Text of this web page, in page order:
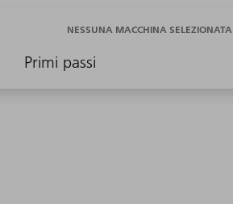
Primi passi
NESSUNA MACCHINA SELEZIONATA